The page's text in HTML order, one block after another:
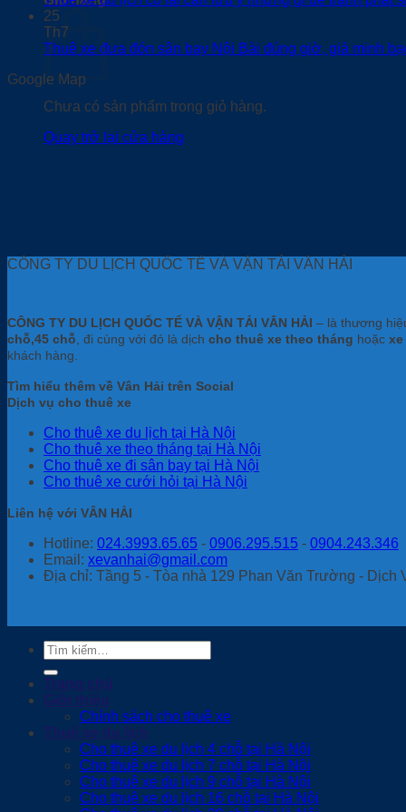
Chưa có sản phẩm trong giỏ hàng.
Quay trở lại cửa hàng
25
Th7
Thuê xe đưa đón sân bay Nội Bài đúng giờ, giá minh
Google Map
CÔNG TY DU LỊCH QUỐC TẾ VÀ VẬN TẢI VÂN HẢI
CÔNG TY DU LỊCH QUỐC TẾ VÀ VẬN TẢI VÂN HẢI – là thương
chỗ,45 chỗ , đi cùng với đó là dịch cho thuê xe theo tháng hoặc
khách hàng.
Tìm hiểu thêm về Vân Hải trên Social
Dịch vụ cho thuê xe
Cho thuê xe du lịch tại Hà Nội
Cho thuê xe theo tháng tại Hà Nội
Cho thuê xe đi sân bay tại Hà Nội
Cho thuê xe cưới hỏi tại Hà Nội
Liên hệ với VÂN HẢI
Hotline: 024.3993.65.65 - 0906.295.515 - 0904.243.346
Email: xevanhai@gmail.com
Địa chỉ: Tầng 5 - Tòa nhà 129 Phan Văn Trường - Dịch
Tìm
kiếm:
Trang chủ
Giới thiệu
Chính sách cho thuê xe
Thuê xe du lịch
Cho thuê xe du lịch 4 chỗ tại Hà Nội
Cho thuê xe du lịch 7 chỗ tại Hà Nội
Cho thuê xe du lịch 9 chỗ tại Hà Nội
Cho thuê xe du lịch 16 chỗ tại Hà Nội